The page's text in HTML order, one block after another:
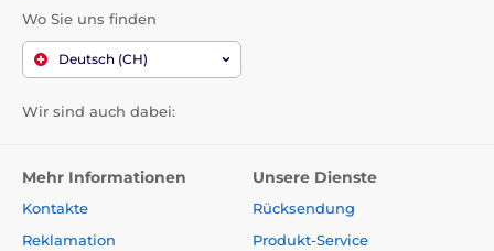
Wo Sie uns finden
Deutsch (CH)
Wir sind auch dabei:
Mehr Informationen
Kontakte
Reklamation
Unsere Dienste
Rücksendung
Produkt-Service